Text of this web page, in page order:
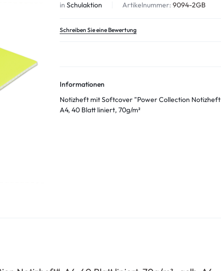
in Schulaktion Artikelnummer: 9094-2GB
Schreiben Sie eine Bewertung
Informationen
Notizheft mit Softcover "Power Collection
A4, 40 Blatt liniert, 70g/m²